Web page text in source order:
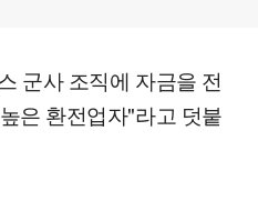
군사 조직에 자금을 전
은 환전업자"라고 덧붙